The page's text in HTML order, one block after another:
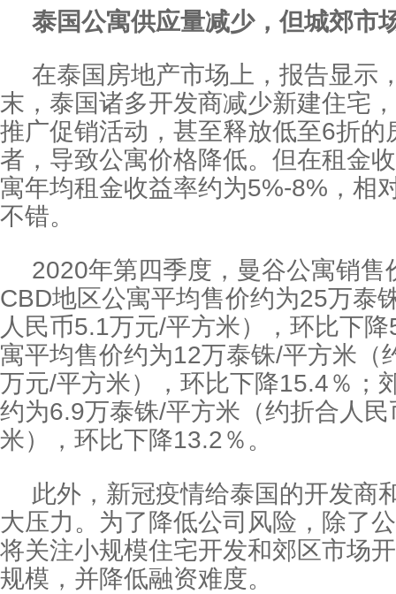
泰国公寓供应量减少，但城郊市
在泰国房地产市场上，报告显示
末，泰国诸多开发商减少新建住宅
推广促销活动，甚至释放低至6折的
者，导致公寓价格降低。但在租金
寓年均租金收益率约为5%-8%，相
不错。
2020年第四季度，曼谷公寓销售
CBD地区公寓平均售价约为25万泰
人民币5.1万元/平方米），环比下
寓平均售价约为12万泰铢/平方米（
万元/平方米），环比下降15.4％；
约为6.9万泰铢/平方米（约折合人
米），环比下降13.2％。
此外，新冠疫情给泰国的开发商
大压力。为了降低公司风险，除了
将关注小规模住宅开发和郊区市场
规模，并降低融资难度。